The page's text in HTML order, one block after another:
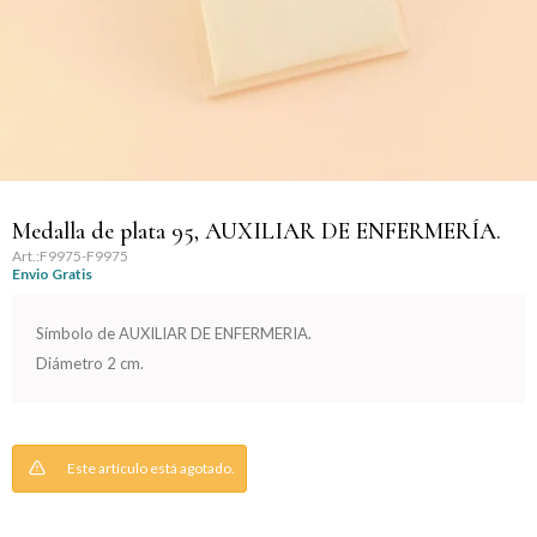
Medalla de plata 95, AUXILIAR DE ENFERMERÍA.
F9975-F9975
Envio Gratis
Símbolo de AUXILIAR DE ENFERMERIA.
Diámetro 2 cm.
Este artículo está agotado.
Día del Amigo
Día del Maestro
Día del Padre
Nacimiento